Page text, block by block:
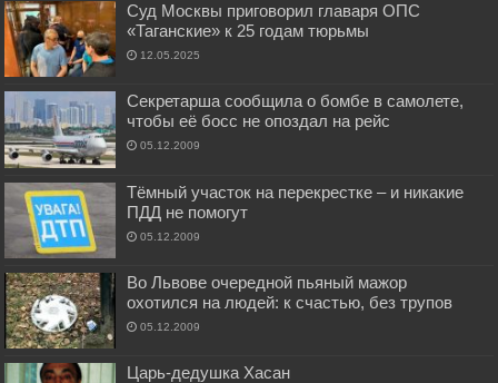
Суд Москвы приговорил главаря ОПС
«Таганские» к 25 годам тюрьмы
12.05.2025
Секретарша сообщила о бомбе в самолете,
чтобы её босс не опоздал на рейс
05.12.2009
Тёмный участок на перекрестке – и никакие
ПДД не помогут
05.12.2009
Во Львове очередной пьяный мажор
охотился на людей: к счастью, без трупов
05.12.2009
Царь-дедушка Хасан